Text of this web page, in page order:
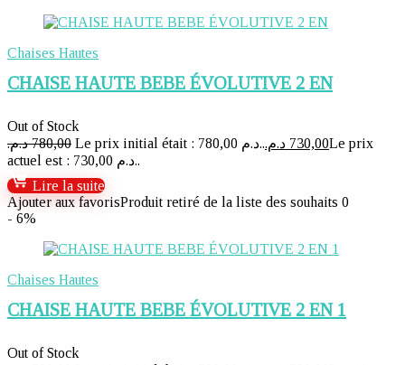
Chaises Hautes
CHAISE HAUTE BEBE ÉVOLUTIVE 2 EN
Out of Stock
780,00 د.م. Le prix initial était : 780,00 د.م.. 730,00 د.م.
Le prix
actuel est : 730,00 د.م..
Lire la suite
Ajouter aux favorisProduit retiré de la liste des souhaits 0
- 6%
Chaises Hautes
CHAISE HAUTE BEBE ÉVOLUTIVE 2 EN 1
Out of Stock